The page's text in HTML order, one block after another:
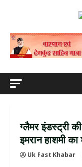
ग्लैमर इंडस्ट्री
इमरान हाशमी का
Uk Fast Khabar